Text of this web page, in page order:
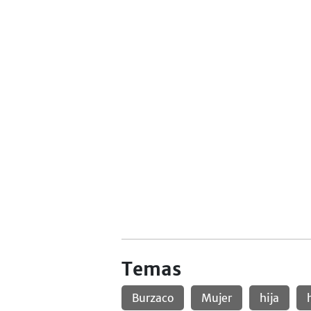
Temas
Burzaco Mujer hija